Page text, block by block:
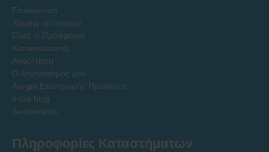
Επικοινωνία
Χάρτης ιστότοπου
Όλες οι Προσφορές
Κατασκευαστές
Αναζήτηση
Ο λογαριασμός μου
Αίτημα Επιστροφής Προϊόντος
e-tza blog
Δωροκάρτες
Πληροφορίες Καταστήματων